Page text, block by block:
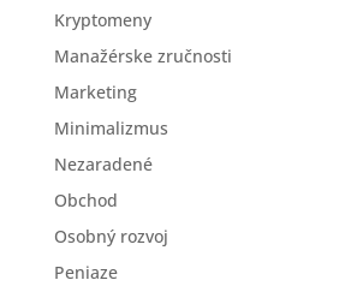
Kryptomeny
Manažérske zručnosti
Marketing
Minimalizmus
Nezaradené
Obchod
Osobný rozvoj
Peniaze